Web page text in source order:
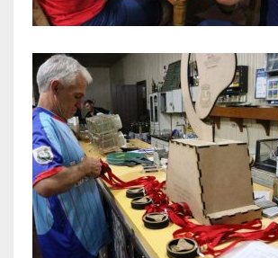
Prestação de Contas
Legislativo
Legislação
Lei Municipal
Parcerias – LEI 13.019/2014
RGF